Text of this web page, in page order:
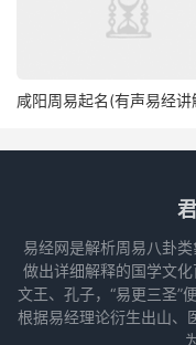
咸阳周易起名(有声易经讲
易经网是解析周易八卦
做出详细解释的国学文
文王、孔子，“易更三圣”
根据易经理论衍生出山、